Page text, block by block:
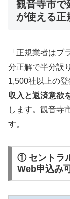
観音寺市で
が使える正
「正規業者は
分正解で半分誤
1,500社以上の登
収入と返済意欲
します。観音寺
す。
① セントラ
Web申込み